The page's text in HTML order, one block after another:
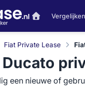
Vergelijken
Fiat Private Lease
Ducato
een nieuwe of